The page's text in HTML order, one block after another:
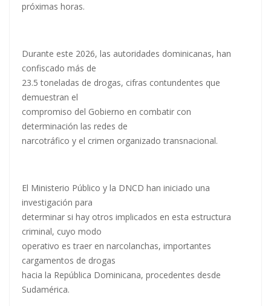
próximas horas.
Durante este 2026, las autoridades dominicanas, han
confiscado más de
23.5 toneladas de drogas, cifras contundentes que
demuestran el
compromiso del Gobierno en combatir con
determinación las redes de
narcotráfico y el crimen organizado transnacional.
El Ministerio Público y la DNCD han iniciado una
investigación para
determinar si hay otros implicados en esta estructura
criminal, cuyo modo
operativo es traer en narcolanchas, importantes
cargamentos de drogas
hacia la República Dominicana, procedentes desde
Sudamérica.